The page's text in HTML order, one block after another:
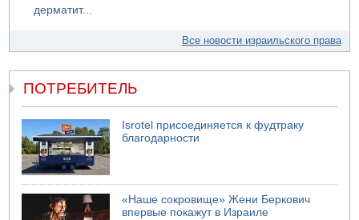
дерматит...
Все новости израильского права
ПОТРЕБИТЕЛЬ
Isrotel присоединяется к фудтраку
благодарности
«Наше сокровище» Жени Беркович
впервые покажут в Израиле